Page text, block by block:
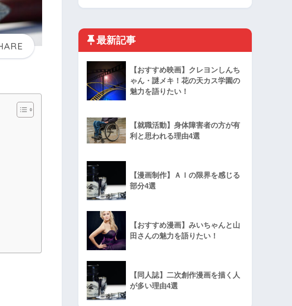
最新記事
【おすすめ映画】クレヨンしんち
ゃん・謎メキ！花の天カス学園の
魅力を語りたい！
【就職活動】身体障害者の方が有
利と思われる理由4選
【漫画制作】ＡＩの限界を感じる
部分4選
【おすすめ漫画】みいちゃんと山
田さんの魅力を語りたい！
【同人誌】二次創作漫画を描く人
が多い理由4選